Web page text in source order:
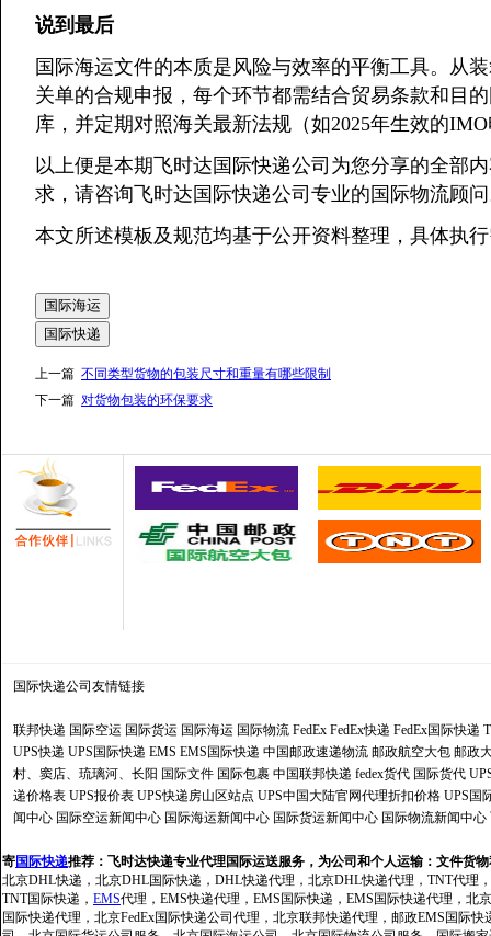
说到最后
国际海运文件的本质是风险与效率的平衡工具。从
关单的合规申报，每个环节都需结合贸易条款和目
库，并定期对照海关最新法规（如2025年生效的
以上便是本期飞时达国际快递公司为您分享的全部
求，请咨询飞时达国际快递公司专业的国际物流顾
本文所述模板及规范均基于公开资料整理，具体执
国际海运
国际快递
上一篇 不同类型货物的包装尺寸和重量有哪些限制
下一篇 对货物包装的环保要求
国际快递公司 友情链接
联邦快递 国际空运 国际货运 国际海运 国际物流 FedEx FedEx快递 FedEx国际快递
UPS快递 UPS国际快递 EMS EMS国际快递 中国邮政速递物流 邮政航空大包 邮政
村、窦店、琉璃河、长阳 国际文件 国际包裹 中国联邦快递 fedex货代 国际货代
递价格表 UPS报价表 UPS快递房山区站点 UPS中国大陆官网代理折扣价格 UPS国
闻中心 国际空运新闻中心 国际海运新闻中心 国际货运新闻中心 国际物流新闻中心
寄国际快递推荐： 飞时达快递专业代理国际运送服务，为公司和个人运输：文件货
北京DHL快递，北京DHL国际快递，DHL快递代理，北京DHL快递代理，TNT代理
TNT国际快递， EMS代理，EMS快递代理，EMS国际快递，EMS国际快递代理，北
国际快递代理，北京FedEx国际快递公司代理，北京联邦快递代理，邮政EMS国际